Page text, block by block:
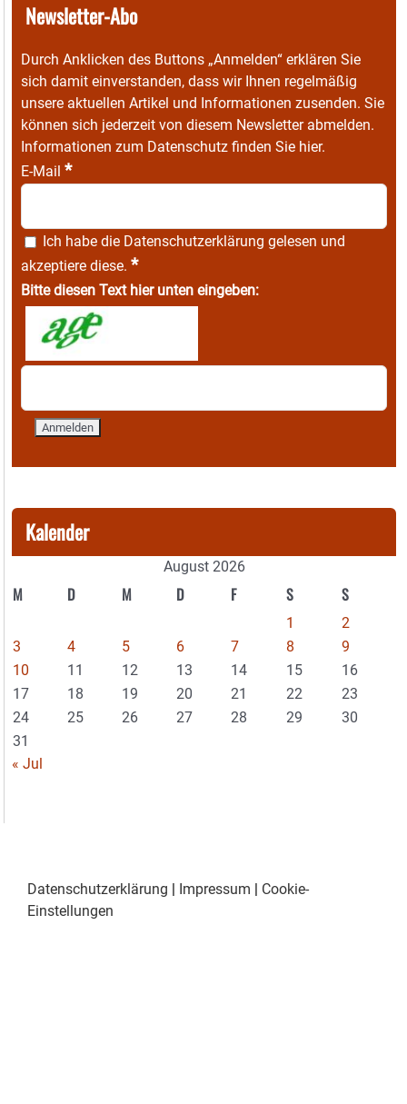
Newsletter-Abo
Durch Anklicken des Buttons „Anmelden“ erklären Sie
sich damit einverstanden, dass wir Ihnen regelmäßig
unsere aktuellen Artikel und Informationen zusenden. Sie
können sich jederzeit von diesem Newsletter abmelden.
Informationen zum Datenschutz finden Sie hier.
E-Mail *
Ich habe die Datenschutzerklärung gelesen und
akzeptiere diese. *
Bitte diesen Text hier unten eingeben:
Kalender
August 2026
M D M D F S S
1
2
3
4 5 6 7 8
9
10
11 12 13 14 15
16
17
18 19 20 21 22
23
24
25 26 27 28 29
30
31
« Jul
Datenschutzerklärung Impressum
Cookie-
Einstellungen